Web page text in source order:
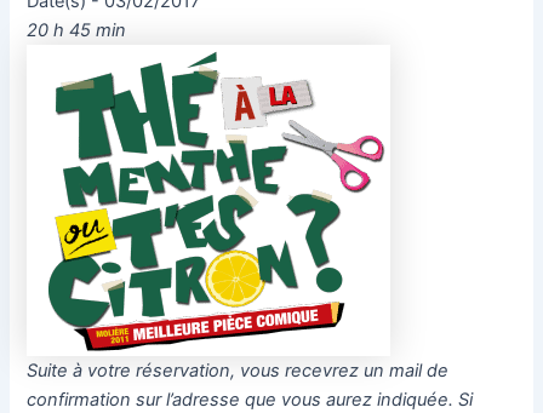
20 h 45 min
Suite à votre réservation, vous recevrez un mail de
confirmation sur l’adresse que vous aurez indiquée. Si